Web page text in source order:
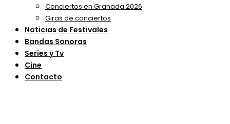
Conciertos en Granada 2026
Giras de conciertos
Noticias de Festivales
Bandas Sonoras
Series y Tv
Cine
Contacto